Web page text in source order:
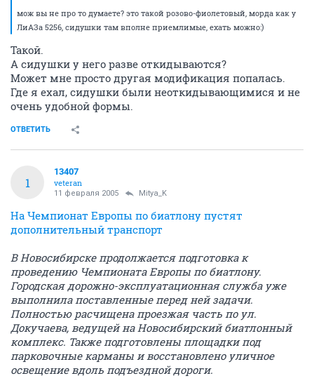
мож вы не про то думаете? это такой розово-фиолетовый, морда как у
ЛиАЗа 5256, сидушки там вполне приемлимые, ехать можно:)
Такой.
А сидушки у него разве откидываются?
Может мне просто другая модификация попалась.
Где я ехал, сидушки были неоткидывающимися и не
очень удобной формы.
ОТВЕТИТЬ
1
13407
veteran
11 февраля 2005 Mitya_K
На Чемпионат Европы по биатлону пустят
дополнительный транспорт
В Новосибирске продолжается подготовка к
проведению Чемпионата Европы по биатлону.
Городская дорожно-эксплуатационная служба уже
выполнила поставленные перед ней задачи.
Полностью расчищена проезжая часть по ул.
Докучаева, ведущей на Новосибирский биатлонный
комплекс. Также подготовлены площадки под
парковочные карманы и восстановлено уличное
освещение вдоль подъездной дороги.